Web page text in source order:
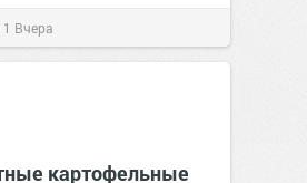
Вчера
картофельные